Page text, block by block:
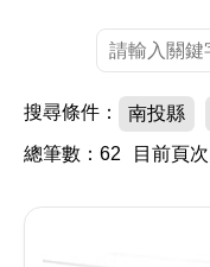
搜尋條件： 南投縣
總筆數：62
目前頁